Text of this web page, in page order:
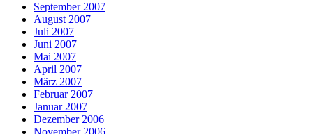
September 2007
August 2007
Juli 2007
Juni 2007
Mai 2007
April 2007
März 2007
Februar 2007
Januar 2007
Dezember 2006
November 2006